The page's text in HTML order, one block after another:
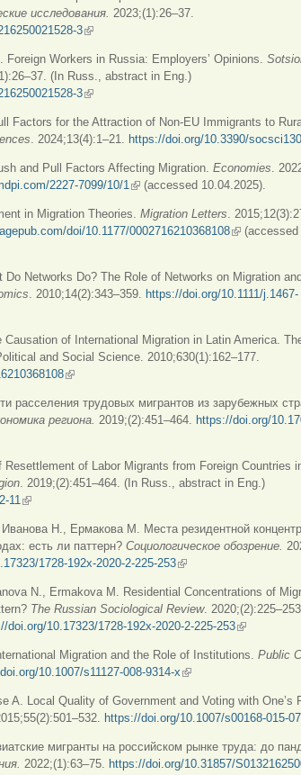
исследования. 2023;(1):26–37.
3(внешняя ссылка)
Workers in Russia: Employers’ Opinions.
(In Russ., abstract in Eng.)
3(внешняя ссылка)
Factors for the Attraction of Non-EU Immigrants to
. 2024;13(4):1–21. https://doi.org/10.3390/
and Pull Factors Affecting Migration. Economies.
2227-7099/10/1(внешняя ссылка)
(accessed 10.04.2025).
in Migration Theories. Migration Letters.
doi/10.1177/0002716210368108(внешняя
(accessed
Networks Do? The Role of Networks on Migration and
. 2010;14(2):343–359. https://doi.org/10.1111/j.1467-
of International Migration in Latin America.
and Social Science. 2010;630(1):162–177.
(внешняя ссылка)
расселения трудовых мигрантов из зарубежных
региона. 2019;(2):451–464. https://doi.org/
Resettlement of Labor Migrants from Foreign Countries
. 2019;(2):451–464. (In Russ., abstract in Eng.)
11(внешняя ссылка)
Н., Ермакова М. Места резидентной
есть ли паттерн? Социологическое обозрение.
1728-192x-2020-2-225-253(внешняя ссылка)
N., Ermakova M. Residential Concentrations of
The Russian Sociological Review.
doi.org/10.17323/1728-192x-2020-2-225-253(внешняя
Migration and the Role of Institutions. Public
10.1007/s11127-008-9314-x (внешняя ссылка)
A. Local Quality of Government and Voting with One’s
https://doi.org/10.1007/s00168-015-
мигранты на российском рынке труда: до
. 2022;(1):63–75. https://doi.org/10.31857/